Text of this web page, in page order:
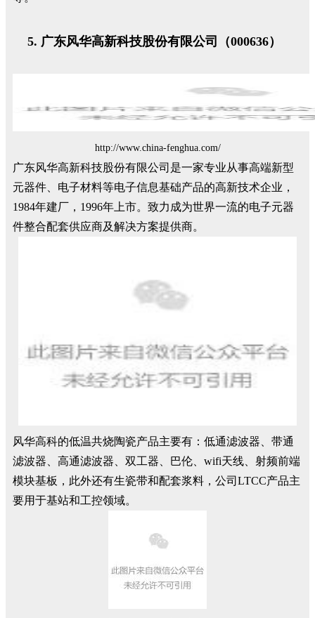
广东风华高新科技股份有限公司（000636）
http://www.china-fenghua.com/
广东风华高新科技股份有限公司是一家专业从事高端新型
元器件、电子材料等电子信息基础产品的高新技术企业，
1984年建厂，1996年上市。致力成为世界一流的电子元器
件整合配套供应商及解决方案提供商。
风华高科的低温共烧陶瓷产品主要有：低通滤波器、带通
滤波器、高通滤波器、双工器、巴伦、wifi天线、射频前端
模块基板，此外还有生瓷带和配套浆料，公司LTCC产品主
要用于基站和工控领域。